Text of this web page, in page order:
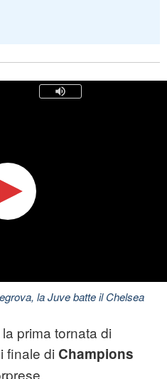
la Juve batte il Chelsea
prima tornata di
finale di Champions